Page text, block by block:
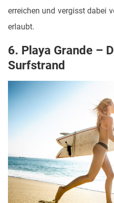
erreichen und vergisst dabei
erlaubt.
6. Playa Grande –
Surfstrand